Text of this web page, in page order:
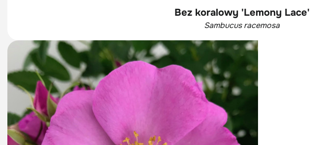
Bez koralowy 'Lemony Lace'
Sambucus racemosa